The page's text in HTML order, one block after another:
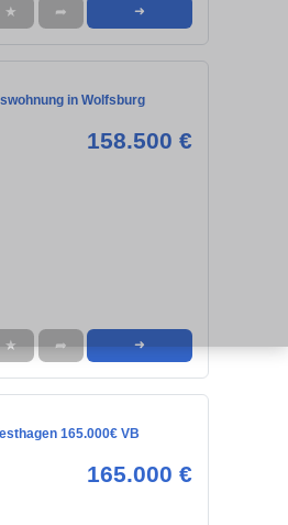
★ ➦ ➜
in Wolfsburg
158.500 €
★ ➦ ➜
165.000€ VB
165.000 €